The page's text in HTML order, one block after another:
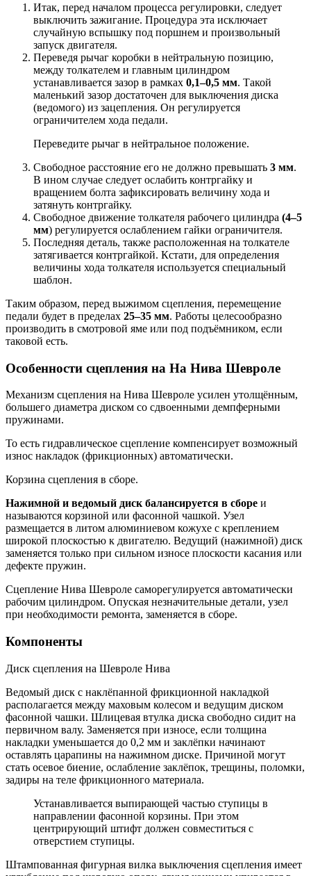
Итак, перед началом процесса регулировки, следует
выключить зажигание. Процедура эта исключает
случайную вспышку под поршнем и произвольный
запуск двигателя.
Переведя рычаг коробки в нейтральную позицию,
между толкателем и главным цилиндром
устанавливается зазор в рамках 0,1–0,5 мм. Такой
маленький зазор достаточен для выключения диска
(ведомого) из зацепления. Он регулируется
ограничителем хода педали.
Переведите рычаг в нейтральное положение.
Свободное расстояние его не должно превышать 3 мм.
В ином случае следует ослабить контргайку и
вращением болта зафиксировать величину хода и
затянуть контргайку.
Свободное движение толкателя рабочего цилиндра (4–5
мм) регулируется ослаблением гайки ограничителя.
Последняя деталь, также расположенная на толкателе
затягивается контргайкой. Кстати, для определения
величины хода толкателя используется специальный
шаблон.
Таким образом, перед выжимом сцепления, перемещение
педали будет в пределах 25–35 мм. Работы целесообразно
производить в смотровой яме или под подъёмником, если
таковой есть.
Особенности сцепления на На Нива Шевроле
Механизм сцепления на Нива Шевроле усилен утолщённым,
большего диаметра диском со сдвоенными демпферными
пружинами.
То есть гидравлическое сцепление компенсирует возможный
износ накладок (фрикционных) автоматически.
Корзина сцепления в сборе.
Нажимной и ведомый диск балансируется в сборе и
называются корзиной или фасонной чашкой. Узел
размещается в литом алюминиевом кожухе с креплением
широкой плоскостью к двигателю. Ведущий (нажимной) диск
заменяется только при сильном износе плоскости касания или
дефекте пружин.
Сцепление Нива Шевроле саморегулируется автоматически
рабочим цилиндром. Опуская незначительные детали, узел
при необходимости ремонта, заменяется в сборе.
Компоненты
Диск сцепления на Шевроле Нива
Ведомый диск с наклёпанной фрикционной накладкой
располагается между маховым колесом и ведущим диском
фасонной чашки. Шлицевая втулка диска свободно сидит на
первичном валу. Заменяется при износе, если толщина
накладки уменьшается до 0,2 мм и заклёпки начинают
оставлять царапины на нажимном диске. Причиной могут
стать осевое биение, ослабление заклёпок, трещины, поломки,
задиры на теле фрикционного материала.
Устанавливается выпирающей частью ступицы в
направлении фасонной корзины. При этом
центрирующий штифт должен совместиться с
отверстием ступицы.
Штампованная фигурная вилка выключения сцепления имеет